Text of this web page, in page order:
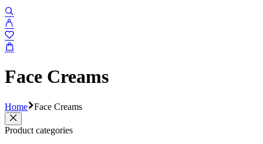
Face Creams
Home Face Creams
Product categories